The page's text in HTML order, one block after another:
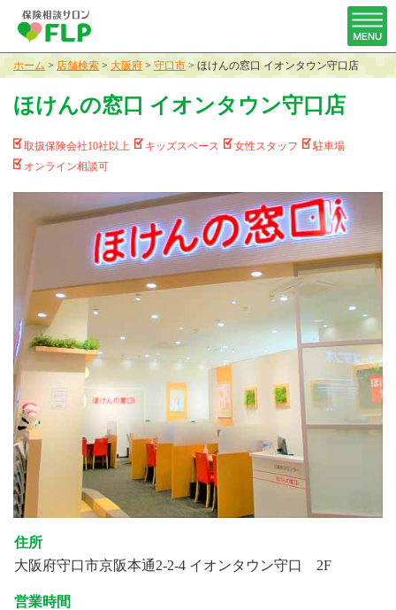
ホーム > 店舗検索 > 大阪府 > 守口市 > ほけんの窓口 イオンタウン守口店
ほけんの窓口 イオンタウン守口店
取扱保険会社10社以上 キッズスペース 女性スタッフ
駐車場
オンライン相談可
住所
大阪府守口市京阪本通2-2-4 イオンタウン守口 2F
営業時間